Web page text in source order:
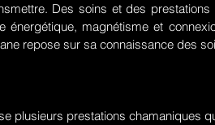
Des soins et des prestations
énergétique, magnétisme et
repose sur sa connaissance des
plusieurs prestations chamaniques